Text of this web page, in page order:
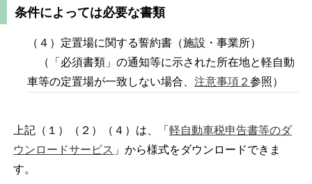
条件によっては必要な書類
（４）定置場に関する誓約書（施設・事業所）
（「必須書類」の通知等に示された所在地と軽自動
車等の定置場が一致しない場合、注意事項２参照）
上記（１）（２）（４）は、「軽自動車税申告書等のダ
ウンロードサービス 」から様式をダウンロードできま
す。